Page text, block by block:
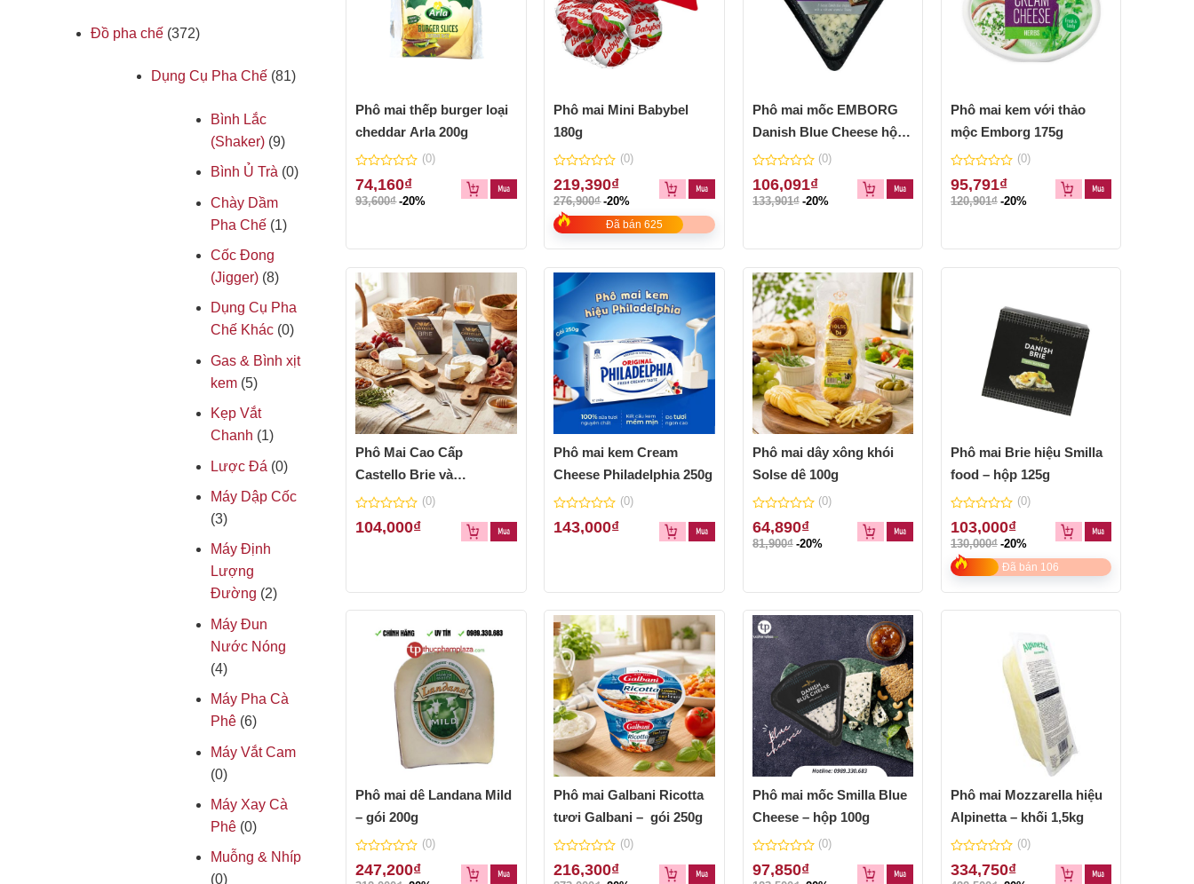
Đồ pha chế (372)
Dụng Cụ Pha Chế (81)
Bình Lắc
(Shaker) (9)
Bình Ủ Trà (0)
Chày Dầm
Pha Chế (1)
Cốc Đong
(Jigger) (8)
Dụng Cụ Pha
Chế Khác (0)
Gas & Bình xịt
kem (5)
Kẹp Vắt
Chanh (1)
Lược Đá (0)
Máy Dập Cốc
(3)
Máy Định
Lượng
Đường (2)
Máy Đun
Nước Nóng
(4)
Máy Pha Cà
Phê (6)
Máy Vắt Cam
(0)
Máy Xay Cà
Phê (0)
Muỗng & Nhíp
(0)
Phô mai thếp burger loại
cheddar Arla 200g
0
out
of
(0)
74,160₫
93,600₫ -20%
Phô mai Mini Babybel
180g
0
out
of
5
(0)
219,390₫
276,900₫ -20%
Đã bán 625
Phô mai mốc EMBORG
Danish Blue Cheese hộp
100g
0
out
of
(0)
106,091₫
133,901₫ -20%
Phô mai kem với thảo
mộc Emborg 175g
0
out
of
(0)
95,791₫
120,901₫ -20%
Phô Mai Cao Cấp
Castello Brie và
Camembert 125g
0
out
(0)
104,000₫
Phô mai kem Cream
Cheese Philadelphia 250g
0
out
(0)
143,000₫
Phô mai dây xông khói
Solse dê 100g
0
out
of
(0)
64,890₫
81,900₫ -20%
Phô mai Brie hiệu Smilla
food – hộp 125g
0
out
of
5
(0)
103,000₫
130,000₫ -20%
Đã bán 106
Phô mai dê Landana Mild
– gói 200g
0
out
(0)
247,200₫
Phô mai Galbani Ricotta
tươi Galbani – gói 250g
0
out
(0)
216,300₫
Phô mai mốc Smilla Blue
Cheese – hộp 100g
0
out
(0)
97,850₫
Phô mai Mozzarella hiệu
Alpinetta – khối 1,5kg
0
out
(0)
334,750₫